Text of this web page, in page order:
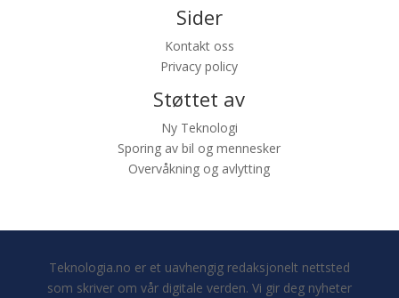
Sider
Kontakt oss
Privacy policy
Støttet av
Ny Teknologi
Sporing av bil og mennesker
Overvåkning og avlytting
Teknologia.no er et uavhengig redaksjonelt nettsted
som skriver om vår digitale verden. Vi gir deg nyheter